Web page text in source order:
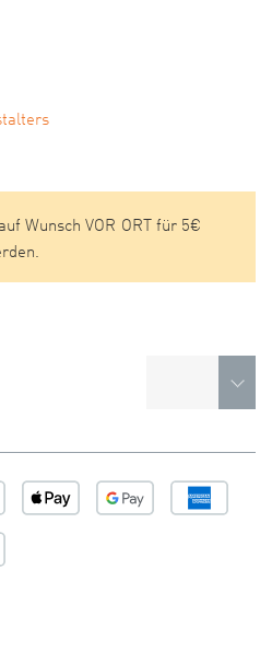
Wunsch VOR ORT für 5€